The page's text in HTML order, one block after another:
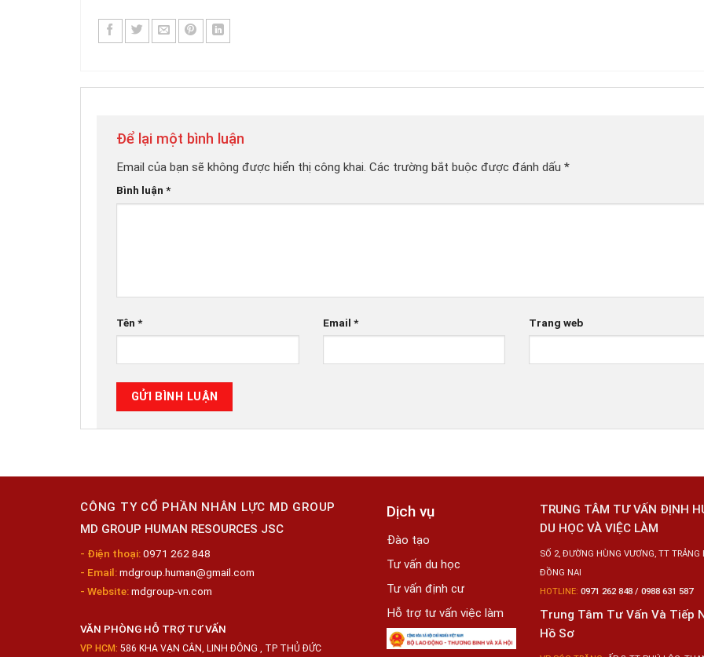
Để lại một bình luận
Email của bạn sẽ không được hiển thị công khai. Các trường bắt buộc được đánh dấu *
Bình luận *
Tên * Email * Trang web
CÔNG TY CỔ PHẦN NHÂN LỰC MD GROUP
MD GROUP HUMAN RESOURCES JSC
- Điện thoại:0971 262 848
- Email:mdgroup.human@gmail.com
- Website:mdgroup-vn.com
VĂN PHÒNG HỖ TRỢ TƯ VẤN
VP HCM: 586 KHA VẠN CÂN, LINH ĐÔNG , TP THỦ ĐỨC
Dịch vụ
Đào tạo
Tư vấn du học
Tư vấn định cư
Hỗ trợ tư vấn việc làm
TRUNG TÂM TƯ VẤN ĐỊNH
DU HỌC VÀ VIỆC LÀM
SỐ 2, ĐƯỜNG HÙNG VƯƠNG, TT TRẢNG
ĐỒNG NAI
HOTLINE: 0971 262 848 / 0988 631 587
Trung Tâm Tư Vấn Và Tiếp
Hồ Sơ